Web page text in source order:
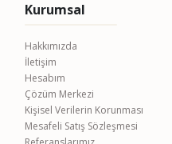
Kurumsal
Hakkımızda
İletişim
Hesabım
Çözüm Merkezi
Kişisel Verilerin Korunması
Mesafeli Satış Sözleşmesi